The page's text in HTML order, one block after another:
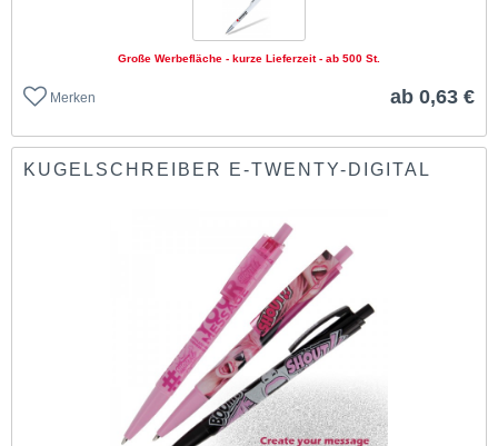
Große Werbefläche - kurze Lieferzeit - ab 500 St.
Merken ab 0,63 €
KUGELSCHREIBER E-TWENTY-DIGITAL